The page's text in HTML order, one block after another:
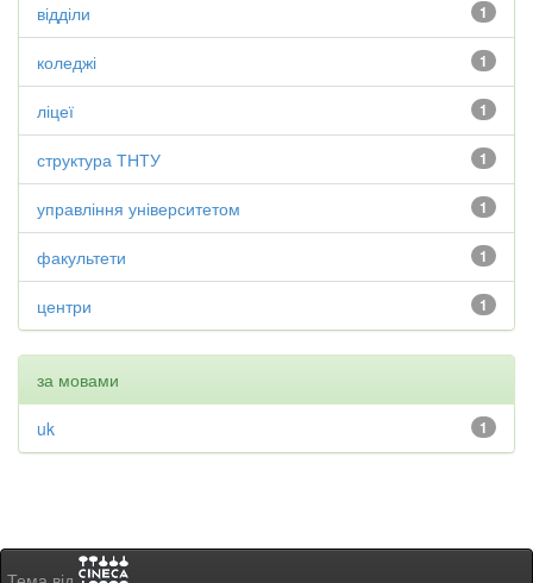
1
відділи
1
коледжі
1
ліцеї
1
структура ТНТУ
1
управління університетом
1
факультети
1
центри
за мовами
1
uk